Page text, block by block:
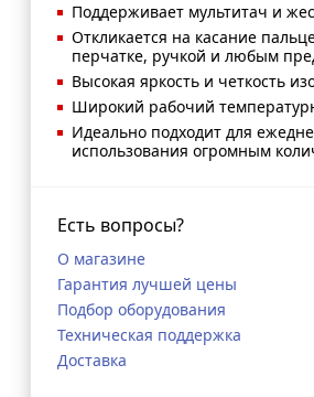
Поддерживает мультитач и
Откликается на касание
перчатке, ручкой и любым
Высокая яркость и четкость
Широкий рабочий
Идеально подходит для
использования огромным
Есть вопросы?
О магазине
Гарантия лучшей цены
Подбор оборудования
Техническая поддержка
Доставка